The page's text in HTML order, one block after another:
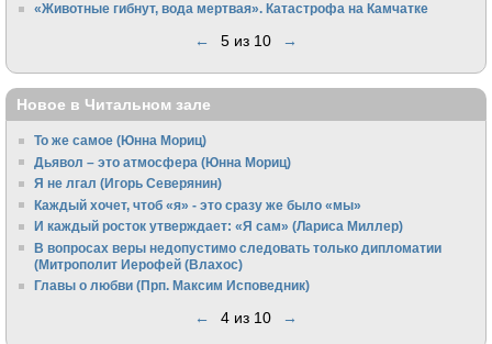
«Животные гибнут, вода мертвая». Катастрофа на Камчатке
← 5 из 10 →
Новое в Читальном зале
То же самое (Юнна Мориц)
Дьявол – это атмосфера (Юнна Мориц)
Я не лгал (Игорь Северянин)
Каждый хочет, чтоб «я» - это сразу же было «мы»
И каждый росток утверждает: «Я сам» (Лариса Миллер)
В вопросах веры недопустимо следовать только дипломатии
(Митрополит Иерофей (Влахос)
Главы о любви (Прп. Максим Исповедник)
← 4 из 10 →